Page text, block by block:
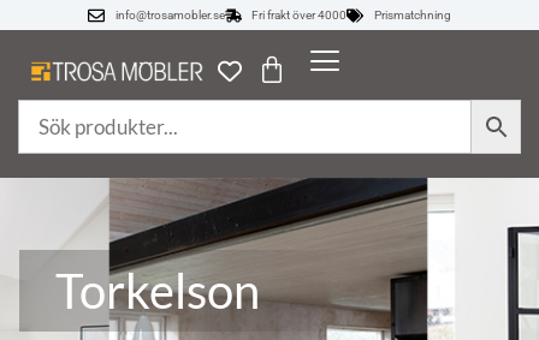
info@trosamobler.se Fri frakt över 4000 Prismatchning
Torkelson